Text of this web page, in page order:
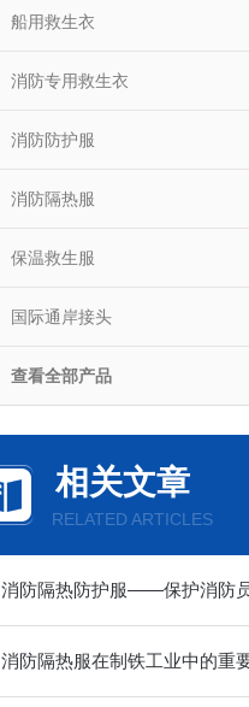
船用救生衣
消防专用救生衣
消防防护服
消防隔热服
保温救生服
国际通岸接头
查看全部产品
相关文章
RELATED ARTICLES
消防隔热服在制铁工业中的重